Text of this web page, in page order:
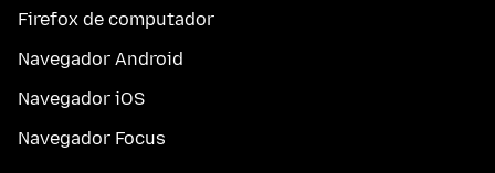
Firefox de computador
Navegador Android
Navegador iOS
Navegador Focus